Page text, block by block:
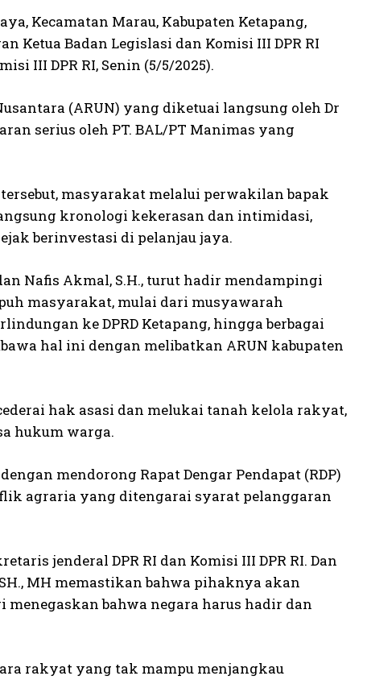
Kecamatan Marau, Kabupaten Ketapang,
Ketua Badan Legislasi dan Komisi III DPR RI
III DPR RI, Senin (5/5/2025).
(ARUN) yang diketuai langsung oleh Dr
serius oleh PT. BAL/PT Manimas yang
masyarakat melalui perwakilan bapak
kronologi kekerasan dan intimidasi,
berinvestasi di pelanjau jaya.
Nafis Akmal, S.H., turut hadir mendampingi
masyarakat, mulai dari musyawarah
ke DPRD Ketapang, hingga berbagai
hal ini dengan melibatkan ARUN kabupaten
hak asasi dan melukai tanah kelola rakyat,
hukum warga.
mendorong Rapat Dengar Pendapat (RDP)
agraria yang ditengarai syarat pelanggaran
jenderal DPR RI dan Komisi III DPR RI. Dan
MH memastikan bahwa pihaknya akan
bahwa negara harus hadir dan
rakyat yang tak mampu menjangkau